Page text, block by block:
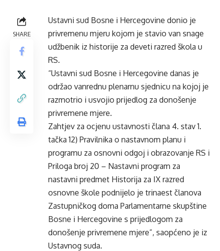
SHARE
Ustavni sud Bosne i Hercegovine donio je
privremenu mjeru kojom je stavio van snage
udžbenik iz historije za deveti razred škola u
RS.
“Ustavni sud Bosne i Hercegovine danas je
održao vanrednu plenarnu sjednicu na kojoj je
razmotrio i usvojio prijedlog za donošenje
privremene mjere.
Zahtjev za ocjenu ustavnosti člana 4. stav 1.
tačka 12) Pravilnika o nastavnom planu i
programu za osnovni odgoj i obrazovanje RS i
Priloga broj 20 – Nastavni program za
nastavni predmet Historija za IX razred
osnovne škole podnijelo je trinaest članova
Zastupničkog doma Parlamentarne skupštine
Bosne i Hercegovine s prijedlogom za
donošenje privremene mjere”, saopćeno je iz
Ustavnog suda.